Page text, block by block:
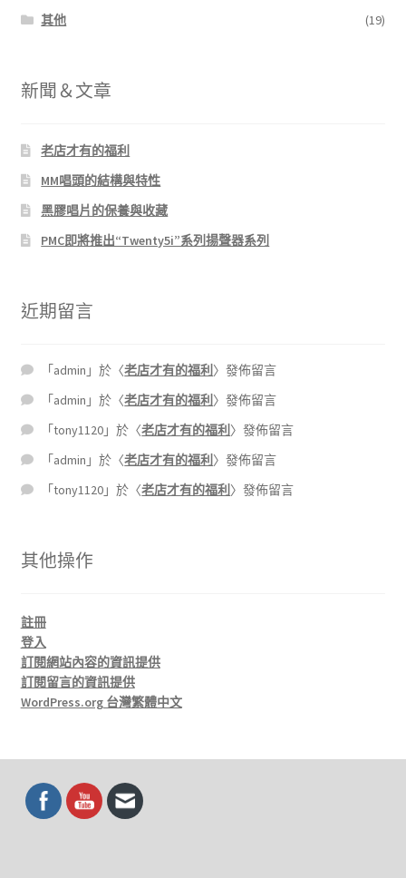
其他
(19)
新聞＆文章
老店才有的福利
MM唱頭的結構與特性
黑膠唱片的保養與收藏
PMC即將推出“Twenty5i”系列揚聲器系列
近期留言
「 admin 」於〈老店才有的福利 〉發佈留言
「 admin 」於〈老店才有的福利 〉發佈留言
「tony1120 」於〈老店才有的福利 〉發佈留言
「 admin 」於〈老店才有的福利 〉發佈留言
「tony1120 」於〈老店才有的福利 〉發佈留言
其他操作
註冊
登入
訂閱網站內容的資訊提供
訂閱留言的資訊提供
WordPress.org 台灣繁體中文